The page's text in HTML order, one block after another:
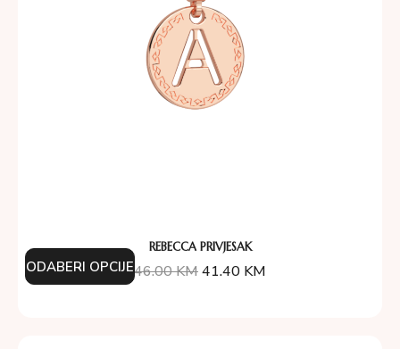
REBECCA PRIVJESAK
46.00KM41.40 KM
ODABERI OPCIJE